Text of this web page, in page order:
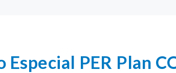
Especial PER Plan